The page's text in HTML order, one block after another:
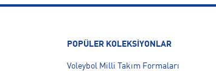
POPÜLER KOLEKSİYONLAR
Voleybol Milli Takım Formaları